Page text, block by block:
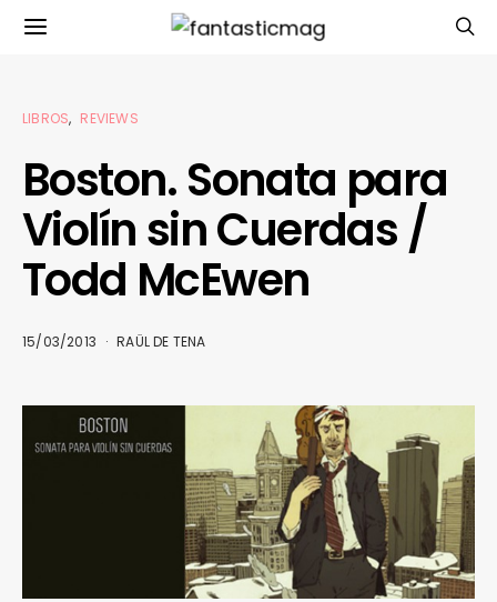
LIBROS REVIEWS
Boston. Sonata para
Violín sin Cuerdas /
Todd McEwen
15/03/2013 RAÜL DE TENA